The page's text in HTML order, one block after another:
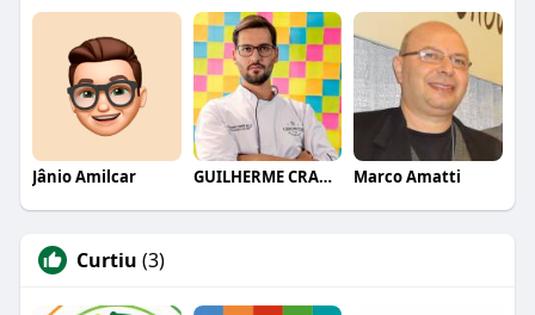
Jânio Amilcar GUILHERME CRAMER BALLE Marco Amatti
Curtiu (3)